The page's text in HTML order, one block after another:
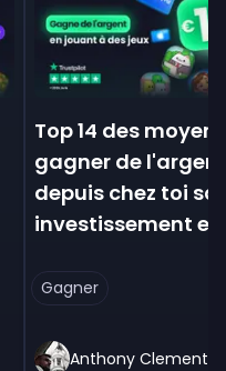
Top 14 des
gagner de l'argent
depuis chez toi
investissement
Gagner
Anthony Clement